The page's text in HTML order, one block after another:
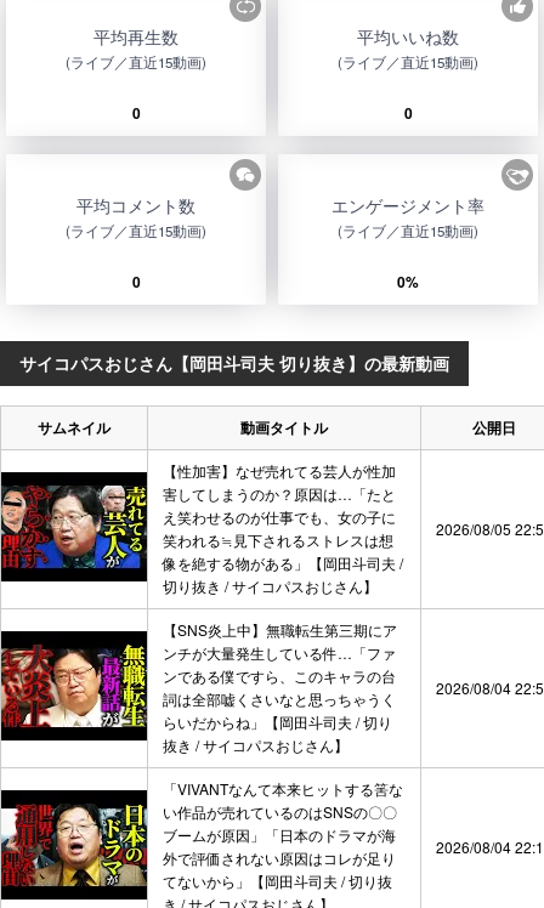
平均再生数
(ライブ／直近15動画)
0
平均いいね数
(ライブ／直近15動画)
0
平均コメント数
(ライブ／直近15動画)
0
エンゲージメント率
(ライブ／直近15動画)
0%
サイコパスおじさん【岡田斗司夫 切り抜き】の最新動画
サムネイル 動画タイトル 公開日
【性加害】なぜ売れてる芸人が性加
害してしまうのか？原因は…「たと
え笑わせるのが仕事でも、女の子に
笑われる≒見下されるストレスは想
像を絶する物がある」【岡田斗司夫 /
切り抜き / サイコパスおじさん】
2026/08/05
【SNS炎上中】無職転生第三期にア
ンチが大量発生している件…「ファ
ンである僕ですら、このキャラの台
詞は全部嘘くさいなと思っちゃうく
らいだからね」【岡田斗司夫 / 切り
抜き / サイコパスおじさん】
2026/08/04
「VIVANTなんて本来ヒットする筈な
い作品が売れているのはSNSの〇〇
ブームが原因」「日本のドラマが海
外で評価されない原因はコレが足り
てないから」【岡田斗司夫 / 切り抜
2026/08/04